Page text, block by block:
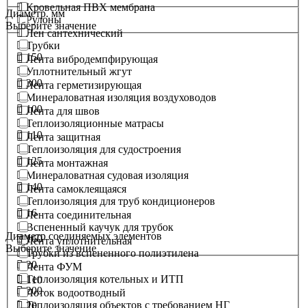
Рулоны
Трубки
Уплотнительный жгут
Минераловатная изоляция воздуховодов
Теплоизоляционные матрасы
Теплоизоляция для судостроения
Минераловатная судовая изоляция
Теплоизоляция для труб кондиционеров
Вспененный каучук для трубок
Трубки из вспененного полиэтилена
Теплоизоляция котельных и ИТП
Теплоизоляция объектов с требованием НГ
Кровельная ПВХ мембрана
Лен сантехнический
Лента вибродемпфирующая
Лента герметизирующая
Лента для швов
Лента защитная
Лента монтажная
Лента самоклеящаяся
Лента соединительная
Лента уплотнительная
Лента ФУМ
Лоток водоотводный
Диаметр. мм
Выберите значение
150
300
100
110
125
140
16
160
20
200
Диаметр соединяемых элементов
Выберите значение
110
20